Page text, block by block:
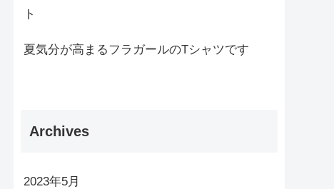
ト
夏気分が高まるフラガールのTシャツです
Archives
2023年5月